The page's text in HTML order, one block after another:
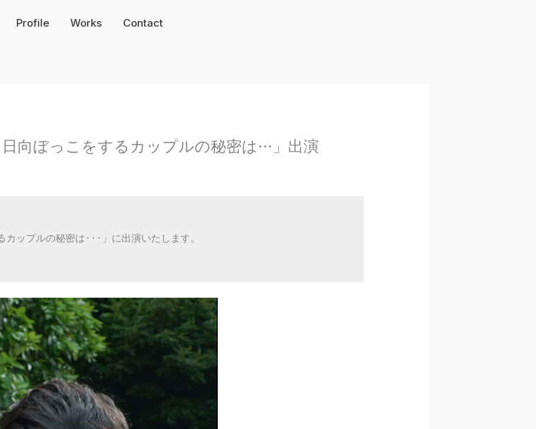
Profile Works Contact
向ぼっこをするカップルの秘密は···」出演
ップルの秘密は···」に出演いたします。